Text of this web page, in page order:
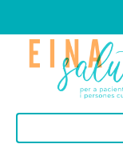
Barra de